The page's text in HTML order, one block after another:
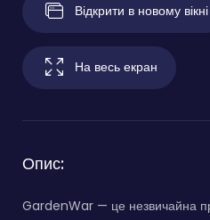
Відкрити в новому вікні
На весь екран
Опис:
GardenWar — це незвичайна